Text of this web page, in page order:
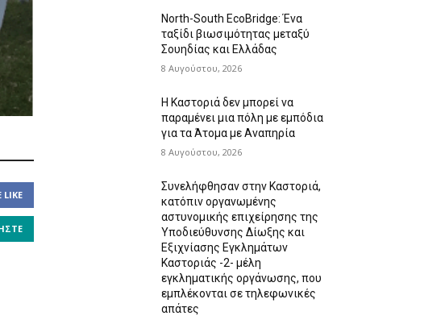
North-South EcoBridge: Ένα
ταξίδι βιωσιμότητας μεταξύ
Σουηδίας και Ελλάδας
8 Αυγούστου, 2026
Η Καστοριά δεν μπορεί να
παραμένει μια πόλη με εμπόδια
για τα Άτομα με Αναπηρία
8 Αυγούστου, 2026
Συνελήφθησαν στην Καστοριά,
κατόπιν οργανωμένης
αστυνομικής επιχείρησης της
Υποδιεύθυνσης Δίωξης και
Εξιχνίασης Εγκλημάτων
Καστοριάς -2- μέλη
εγκληματικής οργάνωσης, που
εμπλέκονται σε τηλεφωνικές
απάτες